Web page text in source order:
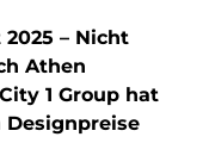
– Nicht
Athen
1 Group hat